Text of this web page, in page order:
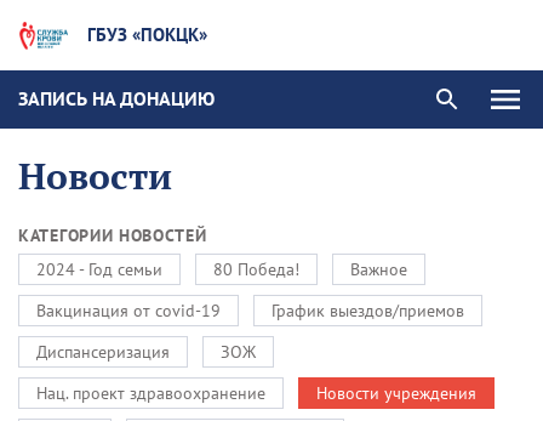
ГБУЗ «ПОКЦК»
ЗАПИСЬ НА ДОНАЦИЮ
Новости
КАТЕГОРИИ НОВОСТЕЙ
2024 - Год семьи
80 Победа!
Важное
Вакцинация от covid-19
График выездов/приемов
Диспансеризация
ЗОЖ
Нац. проект здравоохранение
Новости учреждения